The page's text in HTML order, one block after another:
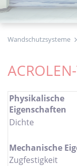
Wandschutzsysteme
Physikalische
Eigenschaften
Dichte
Mechanische
Zugfestigkeit